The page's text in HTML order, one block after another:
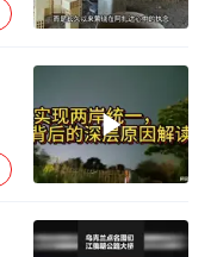
南太行山失联女孩最后信号不在山林
总书记关心百姓身边这些民生大事